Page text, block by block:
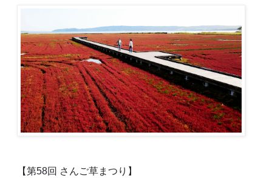
【第58回 さんご草まつり】